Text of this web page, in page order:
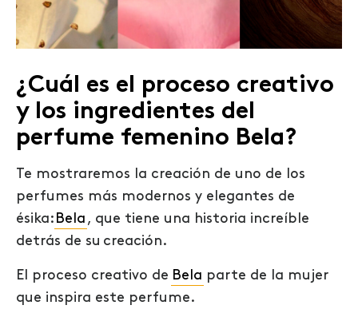
¿Cuál es el proceso creativo
y los ingredientes del
perfume femenino Bela?
Te mostraremos la creación de uno de los
perfumes más modernos y elegantes de
ésika: Bela , que tiene una historia increíble
detrás de su creación.
El proceso creativo de Bela parte de la mujer
que inspira este perfume.